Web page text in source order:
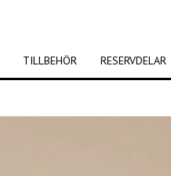
TILLBEHÖR RESERVDELAR